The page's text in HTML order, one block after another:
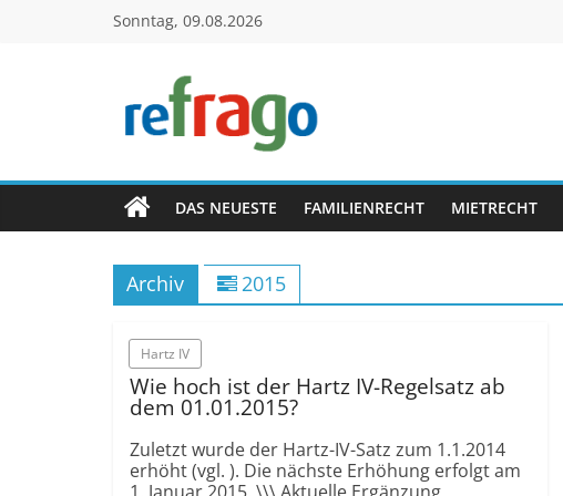
Sonntag, 09.08.2026
refrago
Rechtsfragen
online
verständlich
erklärt
kostenlos
DAS NEUESTE FAMILIENRECHT MIETRECHT
Archiv 2015
Hartz IV
Wie hoch ist der Hartz IV-Regelsatz ab
dem 01.01.2015?
Zuletzt wurde der Hartz-IV-Satz zum 1.1.2014
erhöht (vgl. ). Die nächste Erhöhung erfolgt am
1. Januar 2015. \\\ Aktuelle Ergänzung